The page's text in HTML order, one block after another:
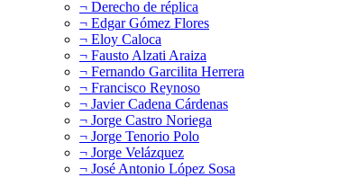
¬ Derecho de réplica
¬ Edgar Gómez Flores
¬ Eloy Caloca
¬ Fausto Alzati Araiza
¬ Fernando Garcilita Herrera
¬ Francisco Reynoso
¬ Javier Cadena Cárdenas
¬ Jorge Castro Noriega
¬ Jorge Tenorio Polo
¬ Jorge Velázquez
¬ José Antonio López Sosa